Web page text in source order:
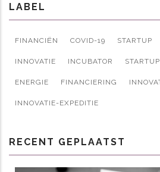
LABEL
FINANCIËN COVID-19 STARTUP
INNOVATIE INCUBATOR
ENERGIE FINANCIERING
INNOVATIE-EXPEDITIE
RECENT GEPLAATST